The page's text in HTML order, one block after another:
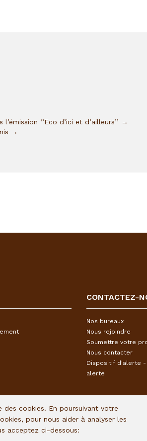
‘’Eco d’ici et d’ailleurs’’ →
→
CONTACTEZ-
Nos bureaux
Nous rejoindre
Soumettre votre
Nous contacter
Dispositif d'alerte -
alerte
cookies. En poursuivant votre
pour nous aider à analyser les
acceptez ci-dessous: